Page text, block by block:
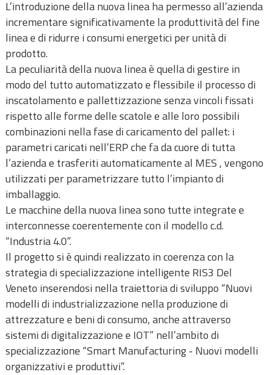
L’introduzione della nuova linea ha permesso all’azienda
incrementare significativamente la produttività del fine
linea e di ridurre i consumi energetici per unità di
prodotto.
La peculiarità della nuova linea è quella di gestire in
modo del tutto automatizzato e flessibile il processo di
inscatolamento e pallettizzazione senza vincoli fissati
rispetto alle forme delle scatole e alle loro possibili
combinazioni nella fase di caricamento del pallet: i
parametri caricati nell’ERP che fa da cuore di tutta
l’azienda e trasferiti automaticamente al MES , vengono
utilizzati per parametrizzare tutto l’impianto di
imballaggio.
Le macchine della nuova linea sono tutte integrate e
interconnesse coerentemente con il modello c.d.
“Industria 4.0”.
Il progetto si è quindi realizzato in coerenza con la
strategia di specializzazione intelligente RIS3 Del
Veneto inserendosi nella traiettoria di sviluppo “Nuovi
modelli di industrializzazione nella produzione di
attrezzature e beni di consumo, anche attraverso
sistemi di digitalizzazione e IOT” nell’ambito di
specializzazione “Smart Manufacturing - Nuovi modelli
organizzativi e produttivi”.